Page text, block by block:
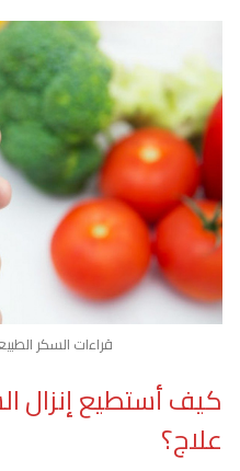
قراءات السكر الطبيعية
كيف أستطيع إنزال
علاج؟